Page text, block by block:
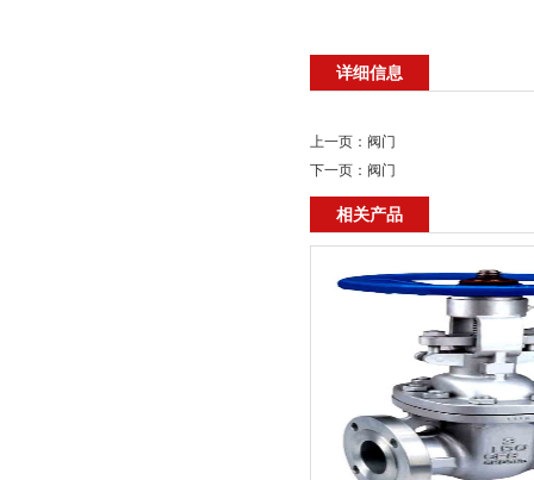
详细信息
上一页： 阀门
下一页： 阀门
相关产品